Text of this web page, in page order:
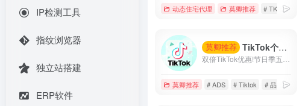
IP检测工具
指纹浏览器
独立站搭建
ERP软件
动态住宅代理 莫卿推荐 # TK专线
莫卿推荐 TikTok个人折扣户
莫卿推荐 # ADS # Tiktok # 品牌知名度